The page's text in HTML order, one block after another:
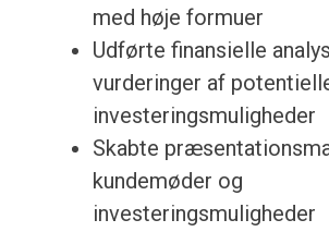
med høje formuer
Udførte finansielle
vurderinger af
investeringsmuligheder
Skabte
kundemøder og
investeringsmuligheder